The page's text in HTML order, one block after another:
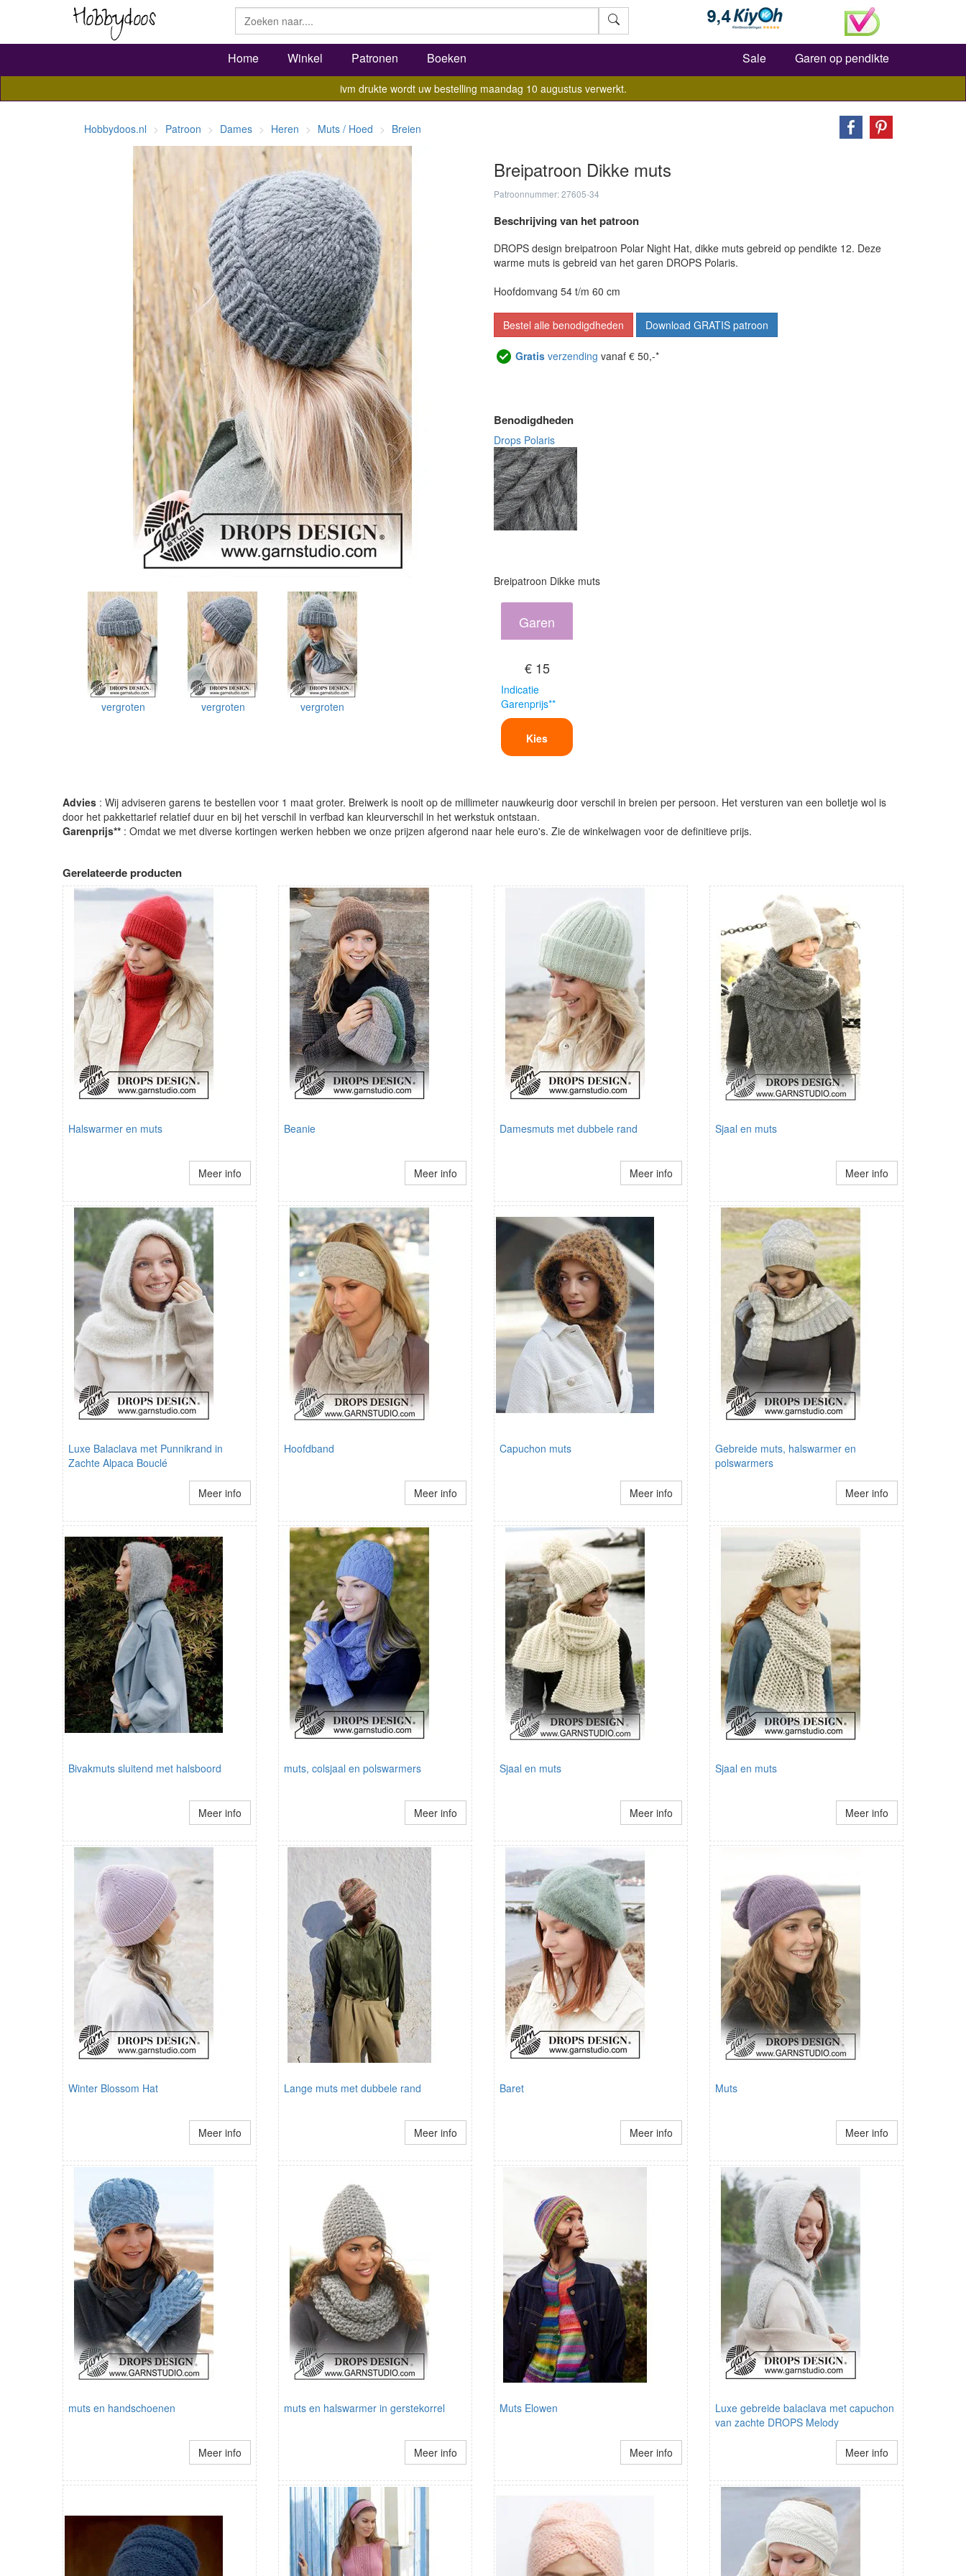
Zoeken
Home Winkel Patronen Boeken Sale Garen op pendikte
ivm drukte wordt uw bestelling maandag 10 augustus verwerkt.
Hobbydoos.nl Patroon Dames Heren Muts / Hoed Breien
vergroten vergroten vergroten
Breipatroon Dikke muts
Patroonnummer: 27605-34
Beschrijving van het patroon
DROPS design breipatroon Polar Night Hat, dikke muts gebreid op pendikte 12. Deze
warme muts is gebreid van het garen DROPS Polaris.
Hoofdomvang 54 t/m 60 cm
Bestel alle benodigdheden Download GRATIS patroon
Gratis verzending vanaf € 50,-*
Benodigdheden
Drops Polaris
Breipatroon Dikke muts
Garen
€ 15
Indicatie
Garenprijs**
Kies
Advies : Wij adviseren garens te bestellen voor 1 maat groter. Breiwerk is nooit op de millimeter nauwkeurig door verschil in breien per persoon. Het versturen van een bolletje wol is
door het pakkettarief relatief duur en bij het verschil in verfbad kan kleurverschil in het werkstuk ontstaan.
Garenprijs** : Omdat we met diverse kortingen werken hebben we onze prijzen afgerond naar hele euro's. Zie de winkelwagen voor de definitieve prijs.
Gerelateerde producten
Halswarmer en muts
Meer info
Beanie
Meer info
Damesmuts met dubbele rand
Meer info
Sjaal en muts
Meer info
Luxe Balaclava met Punnikrand in
Zachte Alpaca Bouclé
Meer info
Hoofdband
Meer info
Capuchon muts
Meer info
Gebreide muts, halswarmer en
polswarmers
Meer info
Bivakmuts sluitend met halsboord
Meer info
muts, colsjaal en polswarmers
Meer info
Sjaal en muts
Meer info
Sjaal en muts
Meer info
Winter Blossom Hat
Meer info
Lange muts met dubbele rand
Meer info
Baret
Meer info
Muts
Meer info
muts en handschoenen
Meer info
muts en halswarmer in gerstekorrel
Meer info
Muts Elowen
Meer info
Luxe gebreide balaclava met capuchon
van zachte DROPS Melody
Meer info